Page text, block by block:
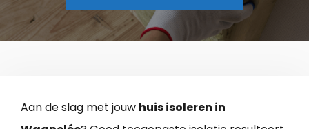
Aan de slag met jouw huis isoleren in